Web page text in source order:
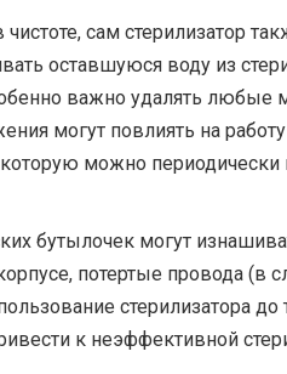
сам стерилизатор
оставшуюся воду из
важно удалять
могут повлиять на
можно
бутылочек могут
потертые провода (в
стерилизатора
к неэффективной